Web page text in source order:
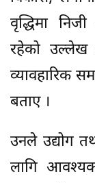
वृद्धिमा
रहेको उल्लेख
व्यावहारिक
बताए ।
उनले उद्योग
लागि